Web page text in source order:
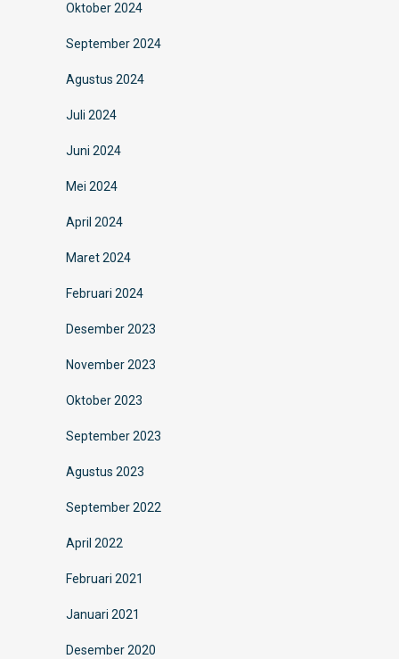
Oktober 2024
September 2024
Agustus 2024
Juli 2024
Juni 2024
Mei 2024
April 2024
Maret 2024
Februari 2024
Desember 2023
November 2023
Oktober 2023
September 2023
Agustus 2023
September 2022
April 2022
Februari 2021
Januari 2021
Desember 2020